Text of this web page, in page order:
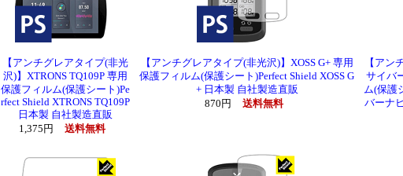
【アンチグレアタイプ(非光
沢)】XTRONS TQ109P 専用
保護フィルム(保護シート)Pe
rfect Shield XTRONS TQ109P
日本製 自社製造直販
1,375円
送料無料
【アンチグレアタイプ(非光沢)】XOSS G+ 専用
保護フィルム(保護シート)Perfect Shield XOSS G
+ 日本製 自社製造直販
870円
送料無料
【アン
サイバ
ム(保護
バーナ